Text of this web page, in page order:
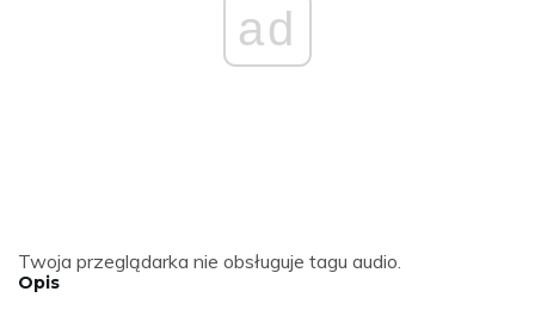
ad
Twoja przeglądarka nie obsługuje tagu audio.
Opis